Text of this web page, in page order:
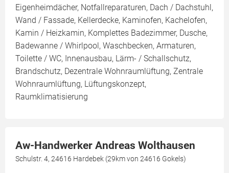
Eigenheimdächer, Notfallreparaturen, Dach / Dachstuhl,
Wand / Fassade, Kellerdecke, Kaminofen, Kachelofen,
Kamin / Heizkamin, Komplettes Badezimmer, Dusche,
Badewanne / Whirlpool, Waschbecken, Armaturen,
Toilette / WC, Innenausbau, Lärm- / Schallschutz,
Brandschutz, Dezentrale Wohnraumlüftung, Zentrale
Wohnraumlüftung, Lüftungskonzept,
Raumklimatisierung
Aw-Handwerker Andreas Wolthausen
Schulstr. 4, 24616 Hardebek (29km von 24616 Gokels)